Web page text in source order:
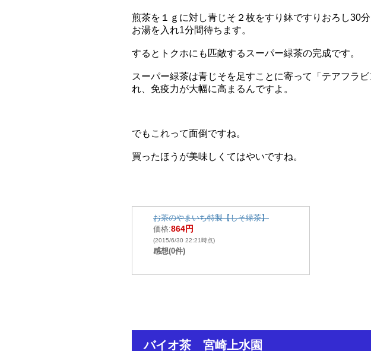
煎茶を１ｇに対し青じそ２枚をすり鉢ですりおろし30
お湯を入れ1分間待ちます。
するとトクホにも匹敵するスーパー緑茶の完成です。
スーパー緑茶は青じそを足すことに寄って「テアフラ
れ、免疫力が大幅に高まるんですよ。
でもこれって面倒ですね。
買ったほうが美味しくてはやいですね。
お茶のやまいち特製【しそ緑茶】
価格:864円
(2015/6/30 22:21時点)
感想(0件)
バイオ茶 宮崎上水園